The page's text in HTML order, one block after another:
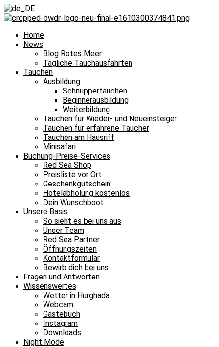
Home
News
Blog Rotes Meer
Tägliche Tauchausfahrten
Tauchen
Ausbildung
Schnuppertauchen
Beginnerausbildung
Weiterbildung
Tauchen für Wieder- und Neueinsteiger
Tauchen für erfahrene Taucher
Tauchen am Hausriff
Minisafari
Buchung-Preise-Services
Red Sea Shop
Preisliste vor Ort
Geschenkgutschein
Hotelabholung kostenlos
Dein Wunschboot
Unsere Basis
So sieht es bei uns aus
Unser Team
Red Sea Partner
Öffnungszeiten
Kontaktformular
Bewirb dich bei uns
Fragen und Antworten
Wissenswertes
Wetter in Hurghada
Webcam
Gästebuch
Instagram
Downloads
Night Mode